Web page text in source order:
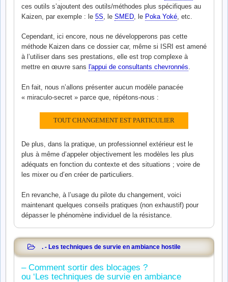
ces outils s’ajoutent des outils/méthodes plus spécifiques au
Kaizen, par exemple : le 5S , le SMED , le Poka Yoké , etc.
Cependant, ici encore, nous ne développerons pas cette
méthode Kaizen dans ce dossier car, même si ISRI est amené
à l’utiliser dans ses prestations, elle est trop complexe à
mettre en œuvre sans l'appui de consultants chevronnés.
En fait, nous n’allons présenter aucun modèle panacée
« miraculo-secret » parce que, répétons-nous :
TOUT CHANGEMENT EST PARTICULIER
De plus, dans la pratique, un professionnel extérieur est le
plus à même d’appeler objectivement les modèles les plus
adéquats en fonction du contexte et des situations ; voire de
les mixer ou d’en créer de particuliers.
En revanche, à l’usage du pilote du changement, voici
maintenant quelques conseils pratiques (non exhaustif) pour
dépasser le phénomène individuel de la résistance.
. - Les techniques de survie en ambiance hostile
– Comment sortir des blocages ?
ou ‘Les techniques de survie en ambiance